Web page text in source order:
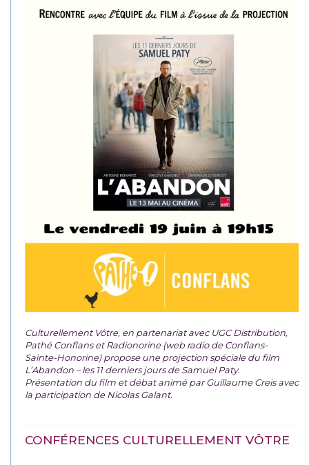
Culturellement Vôtre, en partenariat avec UGC Distribution,
Pathé Conflans et Radionorine (web radio de Conflans-
Sainte-Honorine) propose une projection spéciale du film
L’Abandon – les 11 derniers jours de Samuel Paty.
Présentation du film et débat animé par Guillaume Creis avec
la participation de Nicolas Galant.
CONFÉRENCES CULTURELLEMENT VÔTRE